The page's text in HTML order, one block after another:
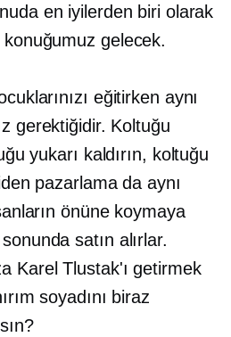
en iyilerden biri olarak
gelecek.
eğitirken aynı
gerektiğidir. Koltuğu
yukarı kaldırın, koltuğu
pazarlama da aynı
önüne koymaya
satın alırlar.
Karel Tlustak'ı getirmek
soyadını biraz